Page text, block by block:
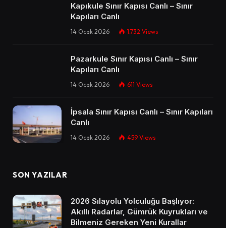
Kapıkule Sınır Kapısı Canlı – Sınır
Kapıları Canlı​
14 Ocak 2026 1.732 Views
Pazarkule Sınır Kapısı Canlı – Sınır
Kapıları Canlı​
14 Ocak 2026 611 Views
İpsala Sınır Kapısı Canlı – Sınır Kapıları
Canlı​
14 Ocak 2026 459 Views
SON YAZILAR
2026 Sılayolu Yolculuğu Başlıyor:
Akıllı Radarlar, Gümrük Kuyrukları ve
Bilmeniz Gereken Yeni Kurallar